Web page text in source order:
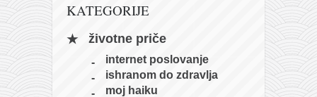
kushanku
passai
temashiwari
KATEGORIJE
životne priče
internet poslovanje
ishranom do zdravlja
moj haiku